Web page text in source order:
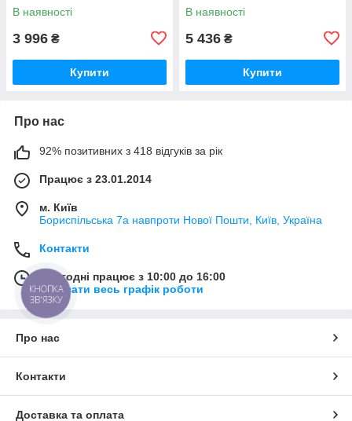
В наявності
3 996 ₴
Купити
В наявності
5 436 ₴
Купити
Про нас
92% позитивних з 418 відгуків за рік
Працює з 23.01.2014
м. Київ
Бориспільська 7а навпроти Нової Пошти, Київ, Україна
Контакти
Сьогодні працює з 10:00 до 16:00
Показати весь графік роботи
Про нас
Контакти
Доставка та оплата
КНОПКА
ЗВ'ЯЗКУ